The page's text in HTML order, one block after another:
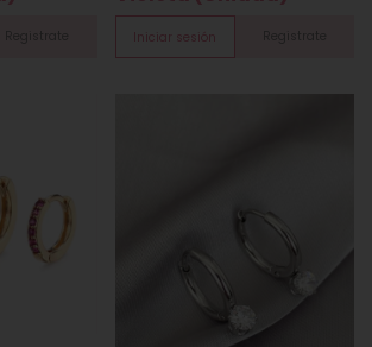
Iniciar sesión